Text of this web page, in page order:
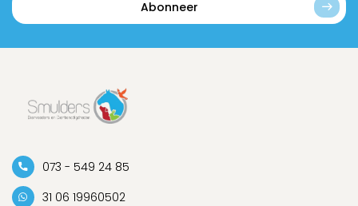
Abonneer
073 - 549 24 85
31 06 19960502